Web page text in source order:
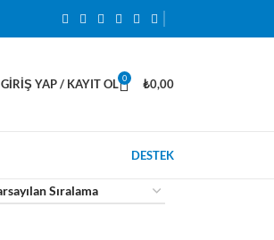
GIRIŞ YAP / KAYIT OL 0 ₺0,00
DESTEK